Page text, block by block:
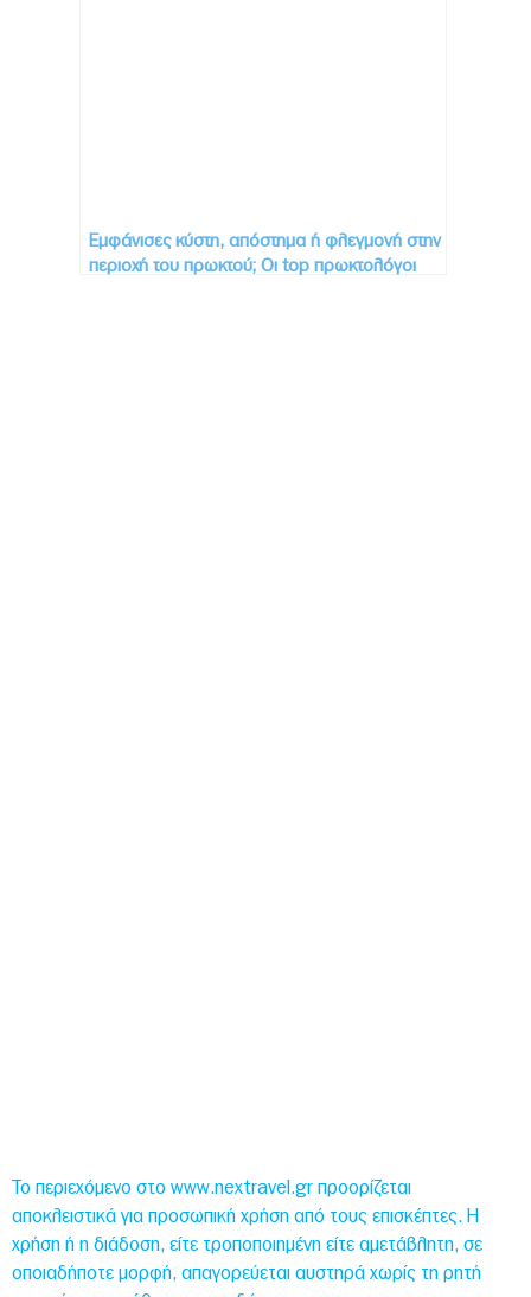
Εμφάνισες κύστη, απόστημα ή φλεγμονή στην
περιοχή του πρωκτού; Οι top πρωκτολόγοι
Το περιεχόμενο στο www.nextravel.gr προορίζεται
αποκλειστικά για προσωπική χρήση από τους επισκέπτες. Η
χρήση ή η διάδοση, είτε τροποποιημένη είτε αμετάβλητη, σε
οποιαδήποτε μορφή, απαγορεύεται αυστηρά χωρίς τη ρητή